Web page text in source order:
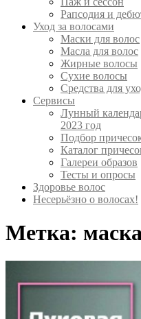
Рапсодия и
Уход за волосами
Маски для волос
Масла для волос
Жирные волосы
Сухие волосы
Средства для
Сервисы
Лунный
2023 год
Подбор
Каталог
Галереи образов
Тесты и опросы
Здоровье волос
Несерьёзно о волосах!
Метка: